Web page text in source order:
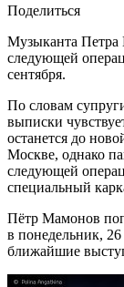
Поделиться
Музыканта
следующей
сентября.
По словам
выписки
останется до
Москве, однако
следующей
специальный
Пётр Мамонов
в понедельник,
ближайшие